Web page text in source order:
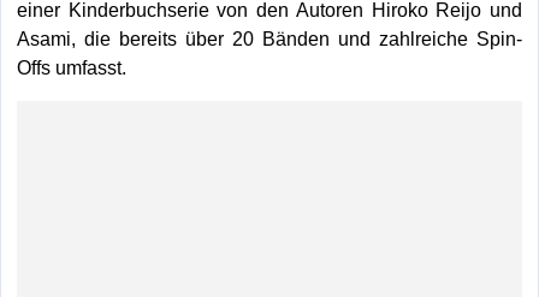
einer Kinderbuchserie von den Autoren Hiroko Reijo und
Asami, die bereits über 20 Bänden und zahlreiche Spin-
Offs umfasst.